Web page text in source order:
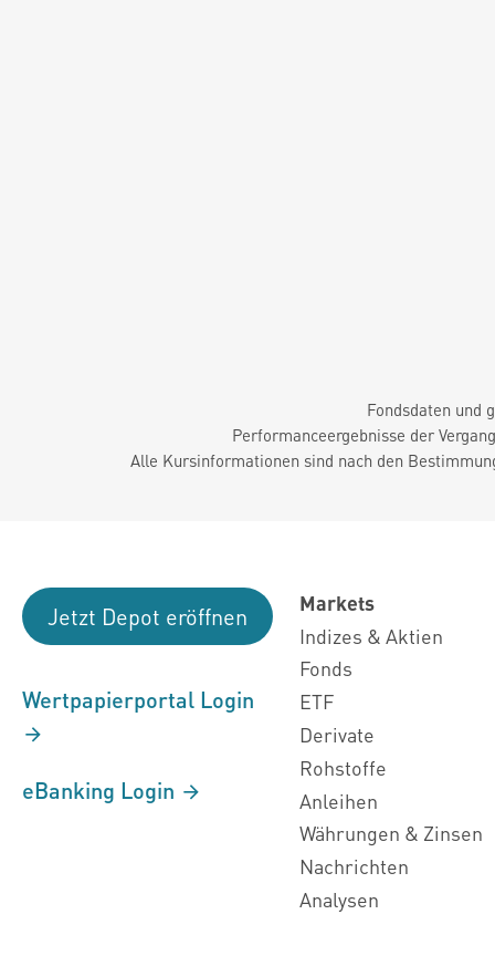
Fondsdaten und
Performanceergebnisse der
Alle Kursinformationen sind nach den
Jetzt Depot eröffnen
Wertpapierportal Login
eBanking Login
Markets
Indizes & Aktien
Fonds
ETF
Derivate
Rohstoffe
Anleihen
Währungen & Zinsen
Nachrichten
Analysen